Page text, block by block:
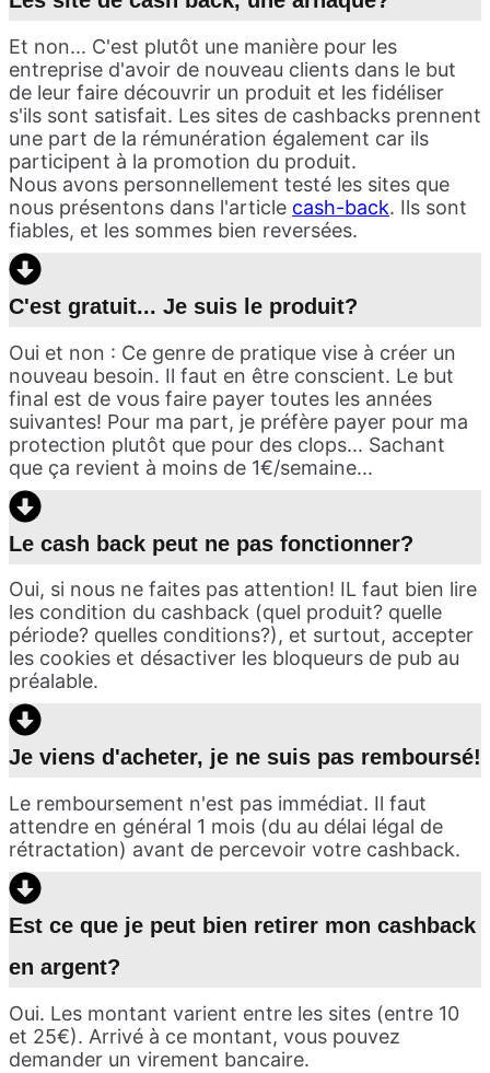
Et non... C'est plutôt une manière pour les
entreprise d'avoir de nouveau clients dans le but
de leur faire découvrir un produit et les fidéliser
s'ils sont satisfait. Les sites de cashbacks prennent
une part de la rémunération également car ils
participent à la promotion du produit.
Nous avons personnellement testé les sites que
nous présentons dans l'article cash-back. Ils sont
fiables, et les sommes bien reversées.
C'est gratuit... Je suis le produit?
Oui et non : Ce genre de pratique vise à créer un
nouveau besoin. Il faut en être conscient. Le but
final est de vous faire payer toutes les années
suivantes! Pour ma part, je préfère payer pour ma
protection plutôt que pour des clops... Sachant
que ça revient à moins de 1€/semaine...
Le cash back peut ne pas fonctionner?
Oui, si nous ne faites pas attention! IL faut bien lire
les condition du cashback (quel produit? quelle
période? quelles conditions?), et surtout, accepter
les cookies et désactiver les bloqueurs de pub au
préalable.
Je viens d'acheter, je ne suis pas remboursé!
Le remboursement n'est pas immédiat. Il faut
attendre en général 1 mois (du au délai légal de
rétractation) avant de percevoir votre cashback.
Est ce que je peut bien retirer mon cashback
en argent?
Oui. Les montant varient entre les sites (entre 10
et 25€). Arrivé à ce montant, vous pouvez
demander un virement bancaire.